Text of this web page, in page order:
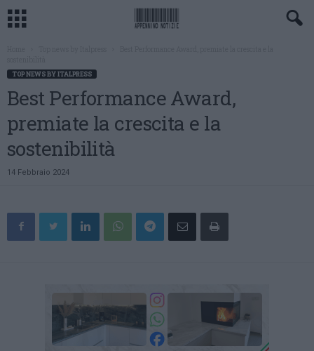
TOP NEWS BY ITALPRESS
Best Performance Award,
premiate la crescita e la
sostenibilità
14 Febbraio 2024